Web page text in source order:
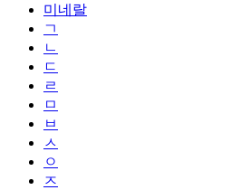
미네랄
ㄱ
ㄴ
ㄷ
ㄹ
ㅁ
ㅂ
ㅅ
ㅇ
ㅈ